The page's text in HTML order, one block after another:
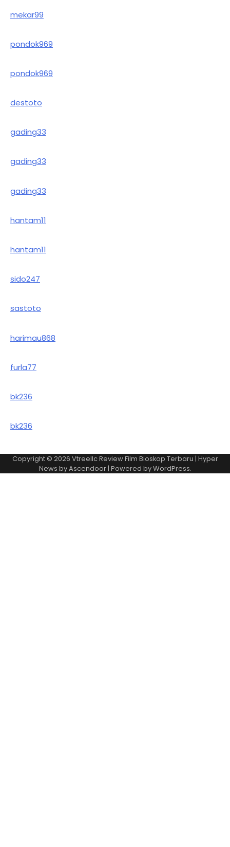
mekar99
pondok969
pondok969
destoto
gading33
gading33
gading33
hantam11
hantam11
sido247
sastoto
harimau868
furla77
bk236
bk236
Copyright © 2026 Vtreellc Review Film Bioskop Terbaru | Hyper
News byAscendoor| Powered byWordPress.